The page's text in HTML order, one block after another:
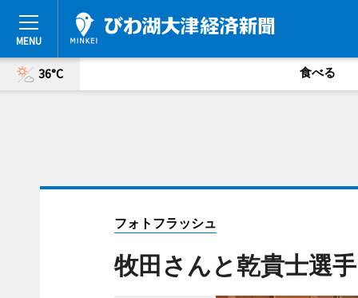
36°C 食べる
フォトフラッシュ
牧田さんと乾貴士選手